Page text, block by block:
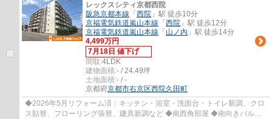
レックスシティ京都西院
阪急京都本線 「 西院 」駅 徒歩10分
京福電気鉄道嵐山本線 「 西院 」駅 徒歩12分
京福電気鉄道嵐山本線 「 山ノ内 」駅 徒歩14分
4,499万円
7月18日 値下げ
間取:4LDK
建物面積:- / 24.49坪
土地面積:- / -
京都府京都市右京区西院久田町
◆2026年5月リフォーム済：キッチン・浴室・洗面台・トイレ新調、クロ
ス貼替、フローリング張替、建具新調など ◆南西角部屋 ◆南向きバルコ